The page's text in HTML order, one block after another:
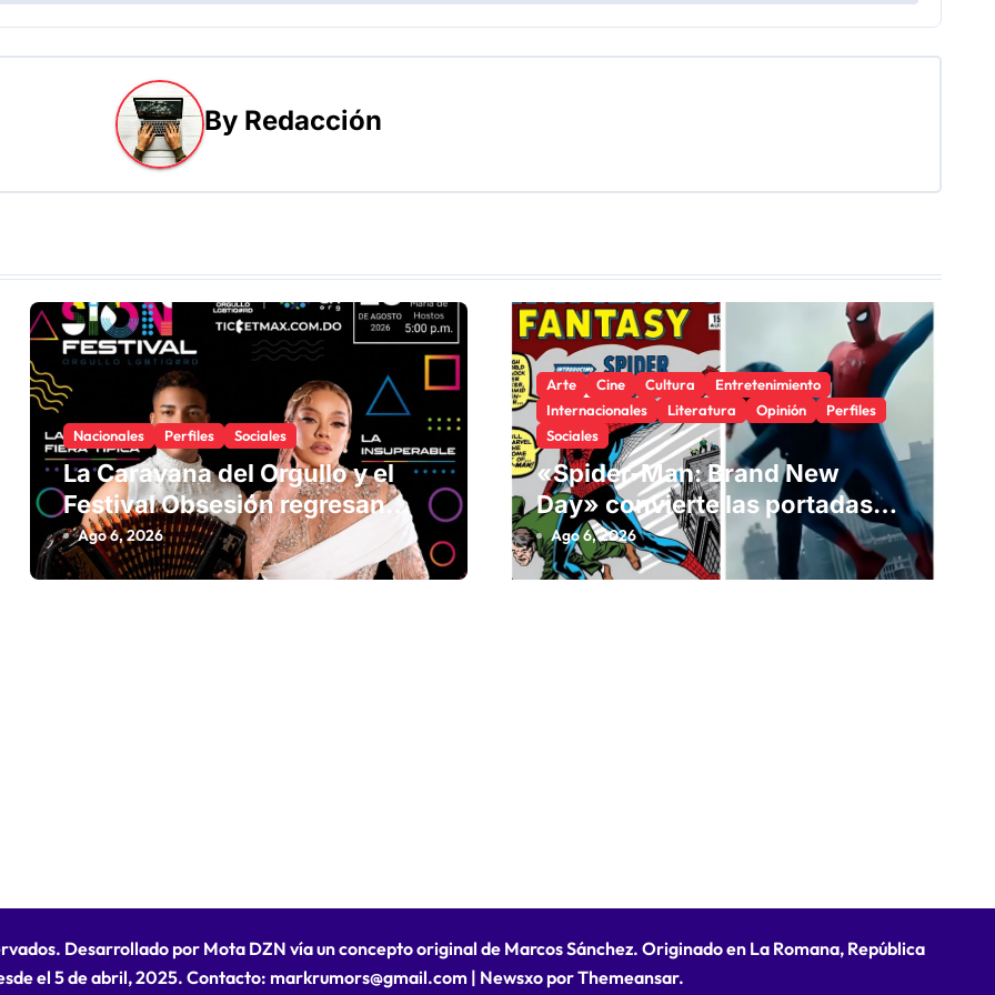
By Redacción
Nacionales Perfiles Sociales
La Caravana del Orgullo y el
Festival Obsesión regresan
con La Insuperable y La Fiera
Típica
Ago 6, 2026
Arte Cine Cultura
Entretenimiento
Internacionales
Literatura Opinión
Perfiles
Sociales
«Spider-Man: Brand New
Day» convierte las portadas
clásicas de Marvel en un
homenaje cinematográfico
Ago 6, 2026
Desarrollado por Mota DZN vía un concepto original de Marcos Sánchez. Originado en La Romana, República
el 5 de abril, 2025. Contacto: markrumors@gmail.com | Newsxo porThemeansar.